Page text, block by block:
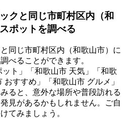
クと同じ市町村区内（和
ポットを調べる
同じ市町村区内（和歌山市）に
べることができます。
ト」「和歌山市 天気」「和歌
すすめ」「和歌山市 グルメ」
ると、意外な場所や普段訪れる
見があるかもしれません。ご自
てみましょう。